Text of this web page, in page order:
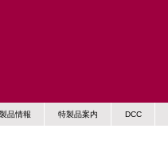
製品情報 特製品案内 DCC